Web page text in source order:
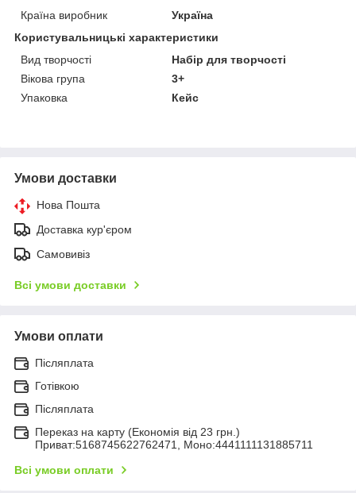
Країна виробник
Україна
Користувальницькі характеристики
Вид творчості
Набір для творчості
Вікова група
3+
Упаковка
Кейс
Умови доставки
Нова Пошта
Доставка кур'єром
Самовивіз
Всі умови доставки
Умови оплати
Післяплата
Готівкою
Післяплата
Переказ на карту (Економія від 23 грн.)
Приват:5168745622762471, Моно:4441111131885711
Всі умови оплати